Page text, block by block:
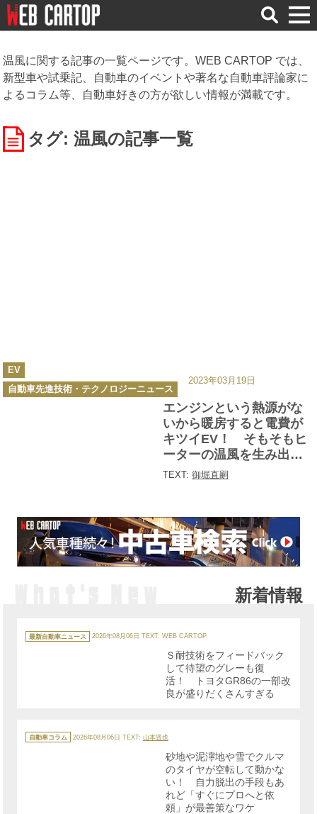
検
索
温風に関する記事の一覧ページです。WEB CARTOP では、
新型車や試乗記、自動車のイベントや著名な自動車評論家に
よるコラム等、自動車好きの方が欲しい情報が満載です。
タグ: 温風の記事一覧
エンジンという熱源がな
いから暖房すると電費が
キツイEV！ そもそもヒ
ーターの温風を生み出す
「２つの方法」とは
TEXT: 御堀直嗣
カ
テ
ゴ
リ
ー
EV
自動車先進技術・テクノロジーニュース
2023年03月19日
新着情報
テ
ゴ
最新自動車ニュース 2026年08月06日 TEXT: WEB CARTOP
Ｓ耐技術をフィードバック
して待望のグレーも復
活！ トヨタGR86の一部改
良が盛りだくさんすぎる
テ
ゴ
自動車コラム 2026年08月06日 TEXT: 山本晋也
砂地や泥濘地や雪でクルマ
のタイヤが空転して動かな
い！ 自力脱出の手段もあ
れど「すぐにプロへと依
頼」が最善策なワケ